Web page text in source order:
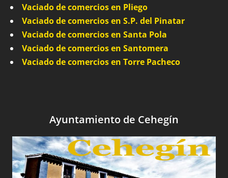
Vaciado de comercios en Pliego
Vaciado de comercios en S.P. del Pinatar
Vaciado de comercios en Santa Pola
Vaciado de comercios en Santomera
Vaciado de comercios en Torre Pacheco
Ayuntamiento de Cehegín